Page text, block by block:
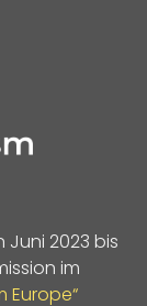
2023 bis
im
Europe“